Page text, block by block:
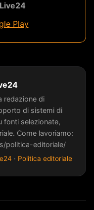
Play
redazione di
di sistemi di
fonti selezionate,
Come lavoriamo:
politica-editoriale/
· Politica editoriale